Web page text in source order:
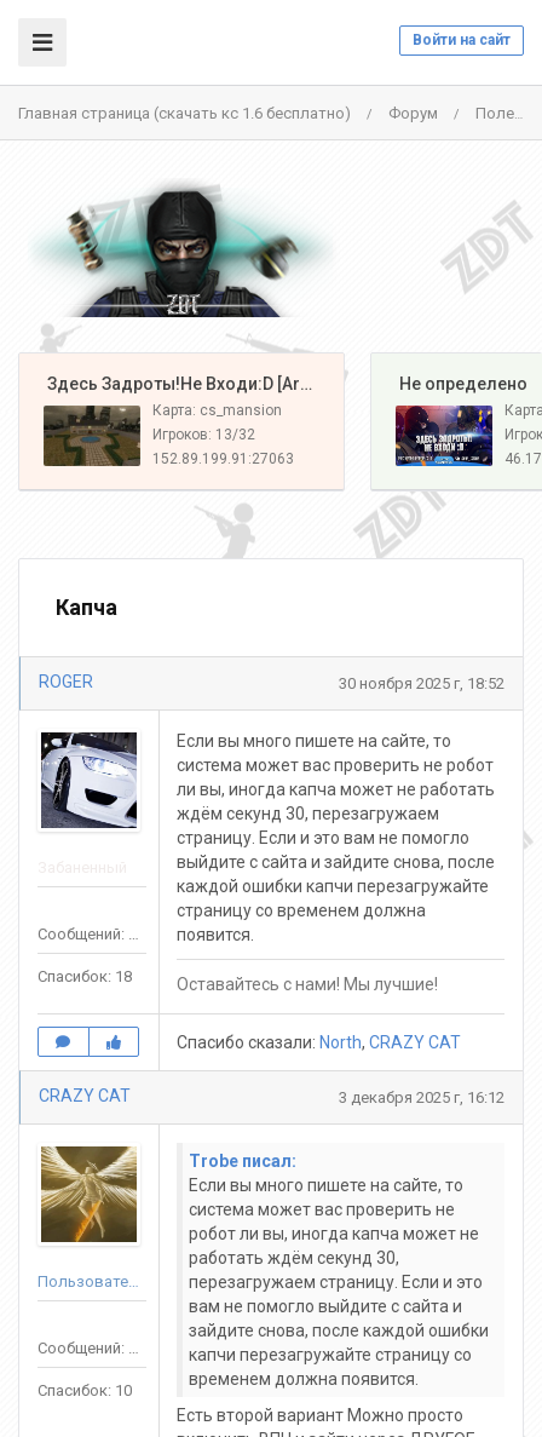
Войти на сайт
Главная страница (скачать кс 1.6 бесплатно) / Форум / Полезные статьи
️ Здесь Задроты!Не Входи:D [Army#1]
Карта: cs_mansion
Игроков: 13/32
152.89.199.91:27063
️ Не определено
Капча
ROGER 30 ноября 2025 г, 18:52
Сообщений: 24
Спасибок: 18
Если вы много пишете на сайте, то
система может вас проверить не робот
ли вы, иногда капча может не работать
ждём секунд 30, перезагружаем
страницу. Если и это вам не помогло
выйдите с сайта и зайдите снова, после
каждой ошибки капчи перезагружайте
страницу со временем должна
появится.
Оставайтесь с нами! Мы лучшие!
Спасибо сказали: North, CRAZY CAT
CRAZY CAT 3 декабря 2025 г, 16:12
Пользователь
Сообщений: 54
Спасибок: 10
Trobe писал:
Если вы много пишете на сайте, то
система может вас проверить не
робот ли вы, иногда капча может не
работать ждём секунд 30,
перезагружаем страницу. Если и это
вам не помогло выйдите с сайта и
зайдите снова, после каждой ошибки
капчи перезагружайте страницу со
временем должна появится.
Есть второй вариант Можно просто